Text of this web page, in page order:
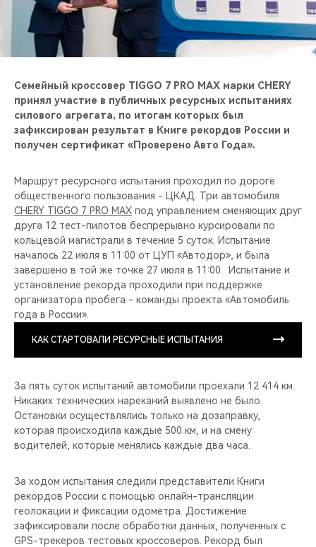
CHERY CONNECT
Семейный кроссовер TIGGO 7 PRO MAX марки CHERY
принял участие в публичных ресурсных испытаниях
силового агрегата, по итогам которых был
зафиксирован результат в Книге рекордов России и
получен сертификат «Проверено Авто Года».
Маршрут ресурсного испытания проходил по дороге
общественного пользования - ЦКАД. Три автомобиля
CHERY TIGGO 7 PRO MAX под управлением сменяющих друг
друга 12 тест-пилотов беспрерывно курсировали по
кольцевой магистрали в течение 5 суток. Испытание
началось 22 июля в 11:00 от ЦУП «Автодор», и была
завершено в той же точке 27 июля в 11:00. Испытание и
установление рекорда проходили при поддержке
организатора пробега - команды проекта «Автомобиль
года в России».
КАК СТАРТОВАЛИ РЕСУРСНЫЕ ИСПЫТАНИЯ
За пять суток испытаний автомобили проехали 12 414 км.
Никаких технических нареканий выявлено не было.
Остановки осуществлялись только на дозаправку,
которая происходила каждые 500 км, и на смену
водителей, которые менялись каждые два часа.
За ходом испытания следили представители Книги
рекордов России с помощью онлайн-трансляции
геолокации и фиксации одометра. Достижение
зафиксировали после обработки данных, полученных с
GPS-трекеров тестовых кроссоверов. Рекорд был